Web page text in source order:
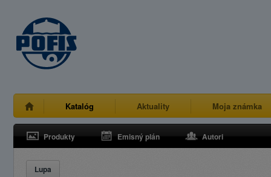
Katalóg Aktuality Moja známka
Produkty Emisný plán Autori
Lupa